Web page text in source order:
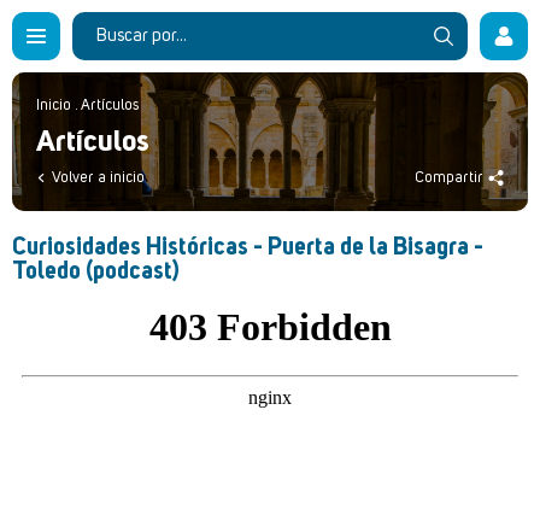
Inicio . Artículos
Artículos
Volver a inicio Compartir
Curiosidades Históricas - Puerta de la Bisagra -
Toledo (podcast)